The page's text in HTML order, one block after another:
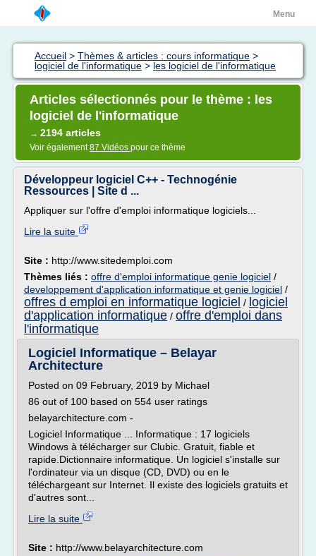
Menu
Accueil > Thèmes & articles : cours informatique >
logiciel de l'informatique > les logiciel de l'informatique
Articles sélectionnés pour le thème : les
logiciel de l'informatique
→ 2194 articles
Voir également87 Vidéos pour ce thème
Développeur logiciel C++ - Technogénie
Ressources | Site d ...
Appliquer sur l'offre d'emploi informatique logiciels...
Lire la suite
Site : http://www.sitedemploi.com
Thèmes liés : offre d'emploi informatique genie logiciel /
developpement d'application informatique et genie logiciel /
offres d emploi en informatique logiciel / logiciel
d'application informatique / offre d'emploi dans
l'informatique
Logiciel Informatique – Belayar
Architecture
Posted on 09 February, 2019 by Michael
86 out of 100 based on 554 user ratings
belayarchitecture.com -
Logiciel Informatique ... Informatique : 17 logiciels
Windows à télécharger sur Clubic. Gratuit, fiable et
rapide.Dictionnaire informatique. Un logiciel s'installe sur
l'ordinateur via un disque (CD, DVD) ou en le
téléchargeant sur Internet. Il existe des logiciels gratuits et
d'autres sont...
Lire la suite
Site : http://www.belayarchitecture.com